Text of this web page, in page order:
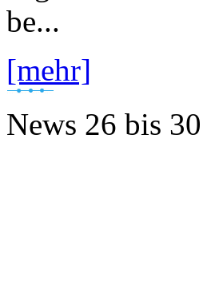
be...
[mehr]
News 26 bis 30